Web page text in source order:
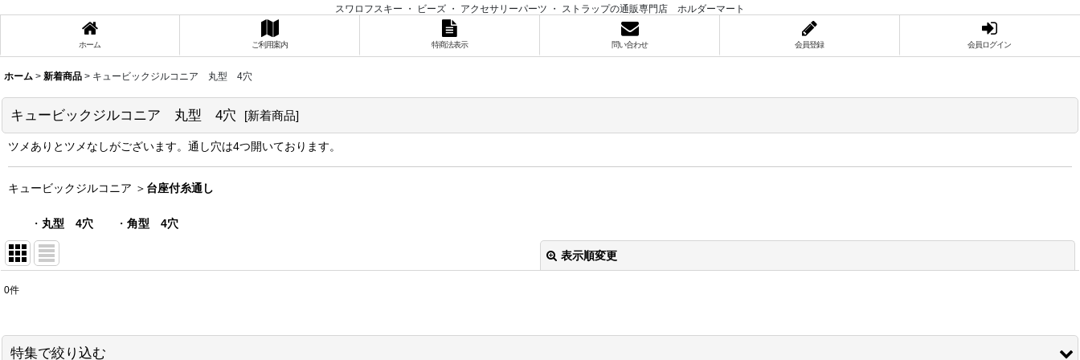
スワロフスキー ・ ビーズ ・ アクセサリーパーツ ・ ストラップの通販専門店 ホルダーマート
ホーム ご利用案内 特商法表示 問い合わせ 会員登録 会員ログイン
ホーム > 新着商品 > キュービックジルコニア 丸型 4穴
キュービックジルコニア 丸型 4穴 [新着商品]
ツメありとツメなしがございます。通し穴は4つ開いております。
キュービックジルコニア ＞ 台座付糸通し
・ 丸型 4穴 ・ 角型 4穴
表示順変更
在庫あり
0件
特集で絞り込む